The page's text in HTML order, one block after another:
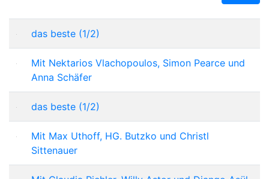
das beste (1/2)
Mit Nektarios Vlachopoulos, Simon Pearce und
Anna Schäfer
das beste (1/2)
Mit Max Uthoff, HG. Butzko und Christl
Sittenauer